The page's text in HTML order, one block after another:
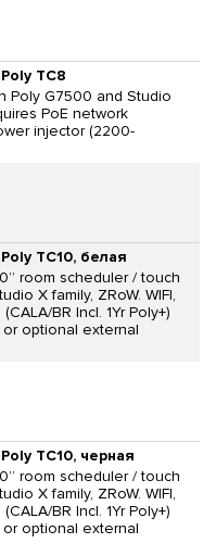
TC8
Poly G7500 and Studio
PoE network
injector (2200-
TC10, белая
room scheduler / touch
X family, ZRoW. WIFI,
BR Incl. 1Yr Poly+)
optional external
TC10, черная
room scheduler / touch
X family, ZRoW. WIFI,
BR Incl. 1Yr Poly+)
optional external